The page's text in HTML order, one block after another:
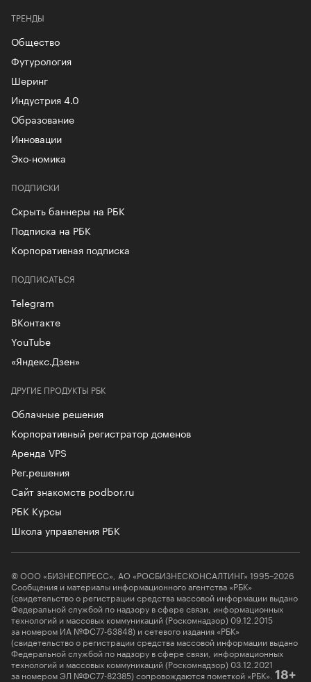
ТРЕНДЫ
Общество
Футурология
Шеринг
Индустрия 4.0
Образование
Инновации
Эко-номика
ПОДПИСКИ
Скрыть баннеры на РБК
Подписка на РБК
Корпоративная подписка
ДРУГИЕ ПРОДУКТЫ РБК
Облачные решения
Корпоративный регистратор доменов
Аренда VPS
Рег.решения
Сайт знакомств podbor.ru
РБК Курсы
Школа управления РБК
ПОДПИСАТЬСЯ
Telegram
ВКонтакте
YouTube
«Яндекс.Дзен»
© ООО «БИЗНЕСПРЕСС», АО «РОСБИЗНЕСКОНСАЛТИНГ» 1995–2026
Сообщения и материалы информационного агентства «РБК»
(свидетельство о регистрации средства массовой информации выдано
Федеральной службой по надзору в сфере связи, информационных
технологий и массовых коммуникаций (Роскомнадзор) 09.12.2015
за номером ИА №ФС77-63848) и сетевого издания «РБК»
(свидетельство о регистрации средства массовой информации выдано
Федеральной службой по надзору в сфере связи, информационных
технологий и массовых коммуникаций (Роскомнадзор) 03.12.2021
за номером ЭЛ №ФС77-82385) сопровождаются пометкой «РБК». 18+